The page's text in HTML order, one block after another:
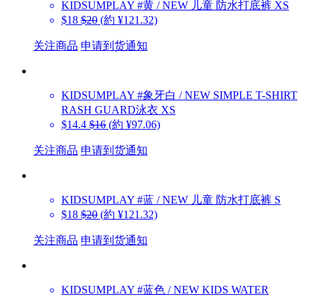
KIDSUMPLAY #黄 / NEW 儿童 防水打底裤 XS
$18 $20 (約 ¥121.32)
关注商品 申请到货通知
KIDSUMPLAY #象牙白 / NEW SIMPLE T-SHIRT
RASH GUARD泳衣 XS
$14.4 $16 (約 ¥97.06)
关注商品 申请到货通知
KIDSUMPLAY #蓝 / NEW 儿童 防水打底裤 S
$18 $20 (約 ¥121.32)
关注商品 申请到货通知
KIDSUMPLAY #蓝色 / NEW KIDS WATER